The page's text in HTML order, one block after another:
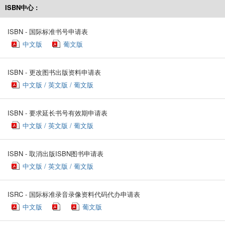
ISBN中心 :
ISBN - 国际标准书号申请表
中文版
葡文版
ISBN - 更改图书出版资料申请表
中文版 / 英文版 / 葡文版
ISBN - 要求延长书号有效期申请表
中文版 / 英文版 / 葡文版
ISBN - 取消出版ISBN图书申请表
中文版 / 英文版 / 葡文版
ISRC - 国际标准录音录像资料代码代办申请表
中文版
葡文版